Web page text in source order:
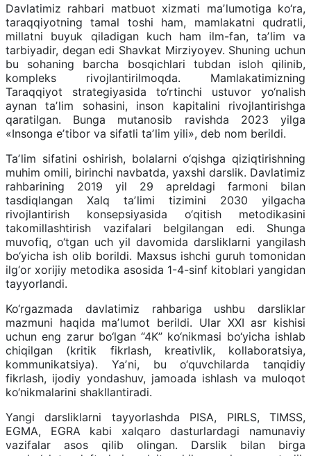
Davlatimiz rahbari matbuot xizmati maʼlumotiga ko‘ra,
taraqqiyotning tamal toshi ham, mamlakatni qudratli,
millatni buyuk qiladigan kuch ham ilm-fan, taʼlim va
tarbiyadir, degan edi Shavkat Mirziyoyev. Shuning uchun
bu sohaning barcha bosqichlari tubdan isloh qilinib,
kompleks rivojlantirilmoqda. Mamlakatimizning
Taraqqiyot strategiyasida to‘rtinchi ustuvor yo‘nalish
aynan taʼlim sohasini, inson kapitalini rivojlantirishga
qaratilgan. Bunga mutanosib ravishda 2023 yilga
«Insonga eʼtibor va sifatli taʼlim yili», deb nom berildi.
Taʼlim sifatini oshirish, bolalarni o‘qishga qiziqtirishning
muhim omili, birinchi navbatda, yaxshi darslik. Davlatimiz
rahbarining 2019 yil 29 apreldagi farmoni bilan
tasdiqlangan Xalq taʼlimi tizimini 2030 yilgacha
rivojlantirish konsepsiyasida o‘qitish metodikasini
takomillashtirish vazifalari belgilangan edi. Shunga
muvofiq, o‘tgan uch yil davomida darsliklarni yangilash
bo‘yicha ish olib borildi. Maxsus ishchi guruh tomonidan
ilg‘or xorijiy metodika asosida 1-4-sinf kitoblari yangidan
tayyorlandi.
Ko‘rgazmada davlatimiz rahbariga ushbu darsliklar
mazmuni haqida maʼlumot berildi. Ular XXI asr kishisi
uchun eng zarur bo‘lgan “4K” ko‘nikmasi bo‘yicha ishlab
chiqilgan (kritik fikrlash, kreativlik, kollaboratsiya,
kommunikatsiya). Yaʼni, bu o‘quvchilarda tanqidiy
fikrlash, ijodiy yondashuv, jamoada ishlash va muloqot
ko‘nikmalarini shakllantiradi.
Yangi darsliklarni tayyorlashda PISA, PIRLS, TIMSS,
EGMA, EGRA kabi xalqaro dasturlardagi namunaviy
vazifalar asos qilib olingan. Darslik bilan birga